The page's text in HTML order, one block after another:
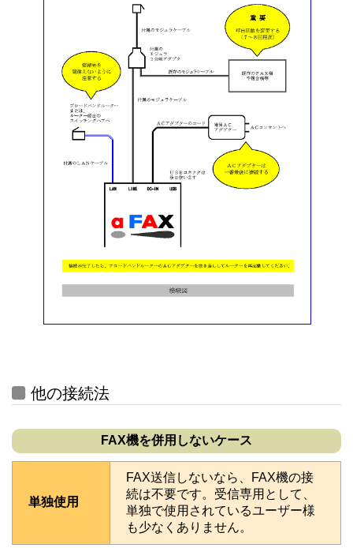
他の接続法
FAX機を併用しないケース
単独使用
FAX送信しないなら、FAX機の接
続は不要です。受信専用として、
単独で使用されているユーザー様
も少なくありません。